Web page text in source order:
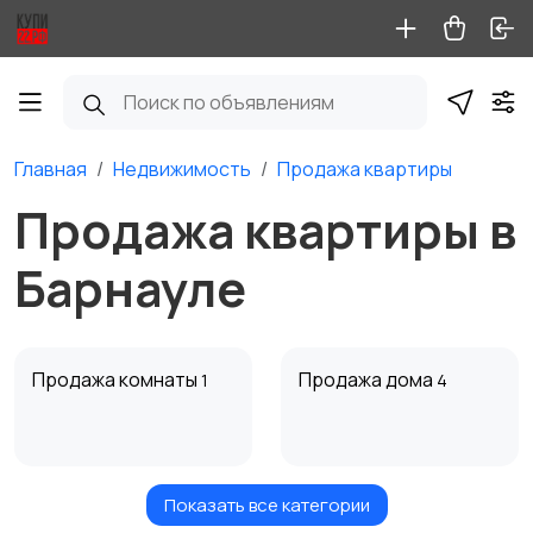
Главная Недвижимость Продажа квартиры
Продажа квартиры в
Барнауле
Продажа комнаты 1 Продажа дома 4
Продажа участка1
Аренда квартиры
Показать все категории